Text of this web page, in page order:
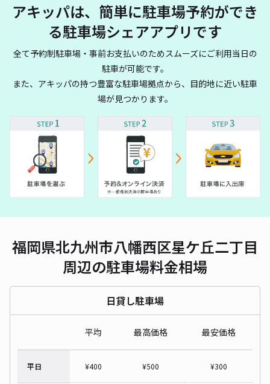
アキッパは、簡単に駐車場予約ができ
る駐車場シェアアプリです
全て予約制駐車場・事前お支払いのためスムーズにご利用当日の
駐車が可能です。
また、アキッパの持つ豊富な駐車場拠点から、目的地に近い駐車
場が見つかります。
福岡県北九州市八幡西区星ケ丘二丁目
周辺の駐車場料金相場
日貸し駐車場
平均 最高価格 最安価格
平日 ¥400 ¥500 ¥300